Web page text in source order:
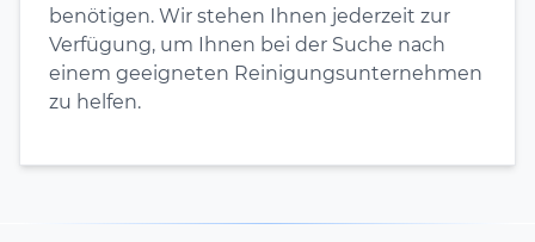
benötigen. Wir stehen Ihnen jederzeit zur
Verfügung, um Ihnen bei der Suche nach
einem geeigneten Reinigungsunternehmen
zu helfen.